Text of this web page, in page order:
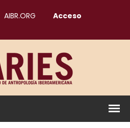
AIBR.ORG Acceso